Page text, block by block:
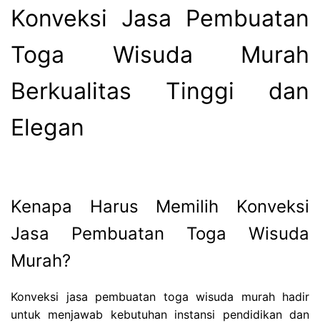
Konveksi Jasa Pembuatan
Toga Wisuda Murah
Berkualitas Tinggi dan
Elegan
Kenapa Harus Memilih Konveksi
Jasa Pembuatan Toga Wisuda
Murah?
Konveksi jasa pembuatan toga wisuda murah hadir
untuk menjawab kebutuhan instansi pendidikan dan